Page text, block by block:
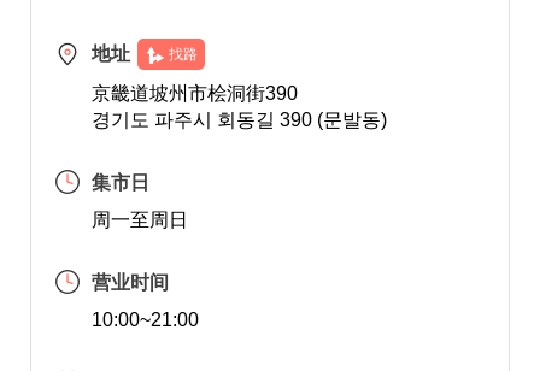
地址 找路
京畿道坡州市桧洞街390
경기도 파주시 회동길 390 (문발동)
集市日
周一至周日
营业时间
10:00~21:00